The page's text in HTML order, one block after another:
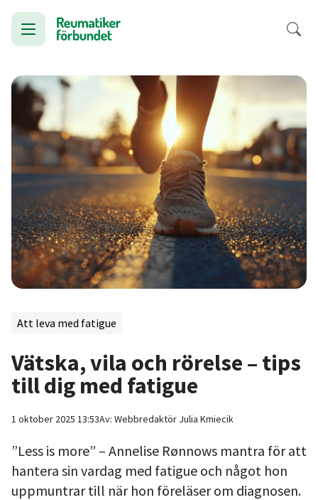
Att leva med fatigue
Vätska, vila och rörelse – tips
till dig med fatigue
1 oktober 2025 13:53Av: Webbredaktör Julia Kmiecik
”Less is more” – Annelise Rønnows mantra för att
hantera sin vardag med fatigue och något hon
uppmuntrar till när hon föreläser om diagnosen.